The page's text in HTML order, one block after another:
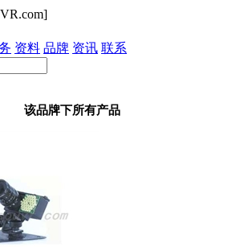
资料 品牌 资讯 联系
该品牌下所有产品